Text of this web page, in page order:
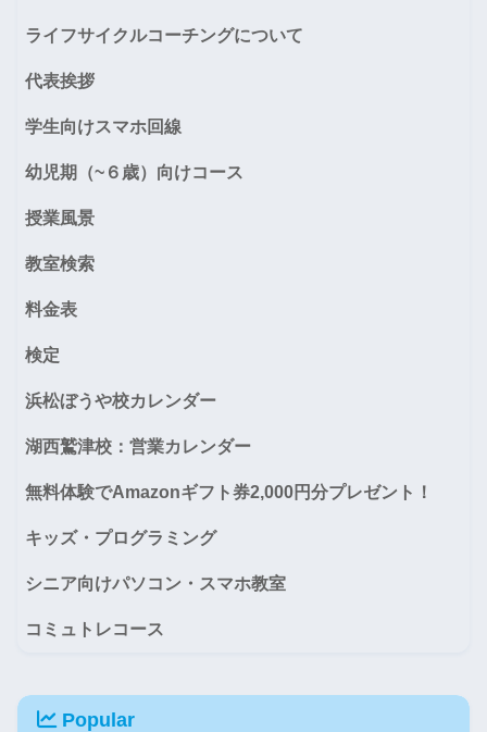
ライフサイクルコーチングについて
代表挨拶
学生向けスマホ回線
幼児期（~６歳）向けコース
授業風景
教室検索
料金表
検定
浜松ぼうや校カレンダー
湖西鷲津校：営業カレンダー
無料体験でAmazonギフト券2,000円分プレゼント！
キッズ・プログラミング
シニア向けパソコン・スマホ教室
コミュトレコース
Popular